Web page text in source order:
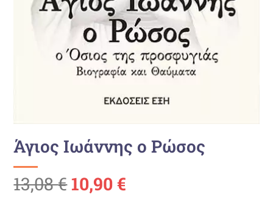
Άγιος Ιωάννης ο Ρώσος
13,08€ Ursprünglicher
10,90€